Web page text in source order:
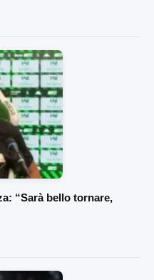
“Sarà bello tornare,